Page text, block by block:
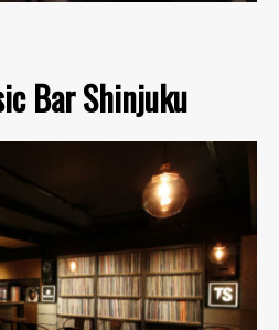
Bar Shinjuku